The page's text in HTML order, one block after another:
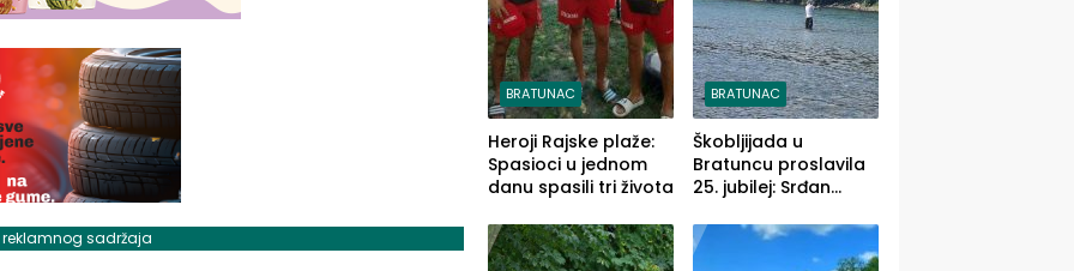
reklamnog sadržaja
BRATUNAC
Heroji Rajske plaže:
Spasioci u jednom
danu spasili tri života
BRATUNAC
Škobljijada u
Bratuncu proslavila
25. jubilej: Srđan
ulovom od 2.040
grama (FOTO)